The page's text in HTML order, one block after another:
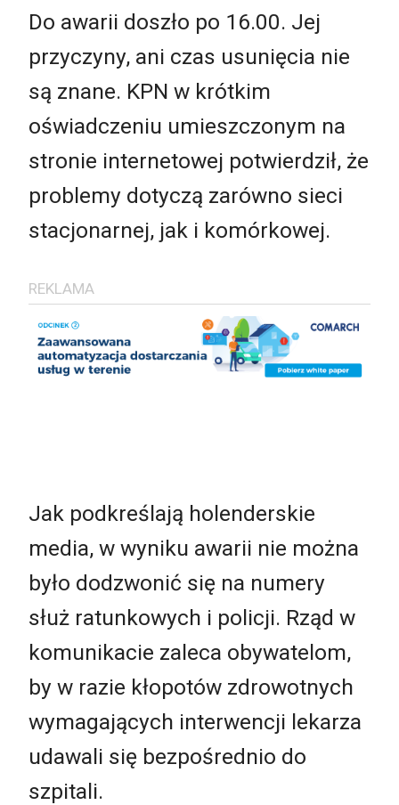
Do awarii doszło po 16.00. Jej
przyczyny, ani czas usunięcia nie
są znane. KPN w krótkim
oświadczeniu umieszczonym na
stronie internetowej potwierdził, że
problemy dotyczą zarówno sieci
stacjonarnej, jak i komórkowej.
REKLAMA
Jak podkreślają holenderskie
media, w wyniku awarii nie można
było dodzwonić się na numery
służ ratunkowych i policji. Rząd w
komunikacie zaleca obywatelom,
by w razie kłopotów zdrowotnych
wymagających interwencji lekarza
udawali się bezpośrednio do
szpitali.